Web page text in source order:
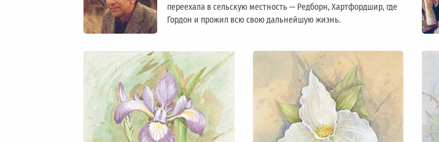
переехала в сельскую местность — Редборн, Хартфордшир, где
Гордон и прожил всю свою дальнейшую жизнь.